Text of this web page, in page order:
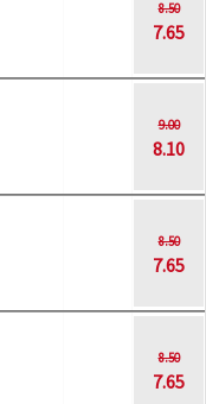
8.50
7.65
9.00
8.10
8.50
7.65
8.50
7.65